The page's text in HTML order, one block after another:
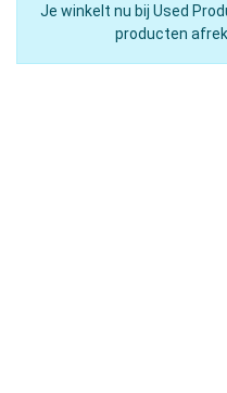
Je winkelt nu bij Used
producten